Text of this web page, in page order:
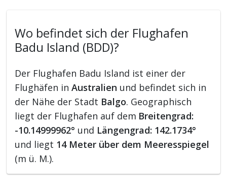
Wo befindet sich der Flughafen
Badu Island (BDD)?
Der Flughafen Badu Island ist einer der
Flughäfen inAustralien und befindet sich in
der Nähe der Stadt Balgo. Geographisch
liegt der Flughafen auf dem Breitengrad:
-10.14999962° und Längengrad: 142.1734°
und liegt 14 Meter über dem Meeresspiegel
(m ü. M.).